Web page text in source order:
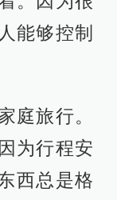
能够控制
庭旅行。
为行程安
西总是格